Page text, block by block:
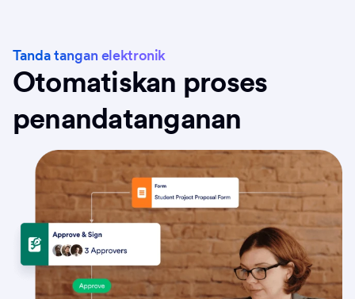
Tanda tangan elektronik
Otomatiskan proses
penandatanganan